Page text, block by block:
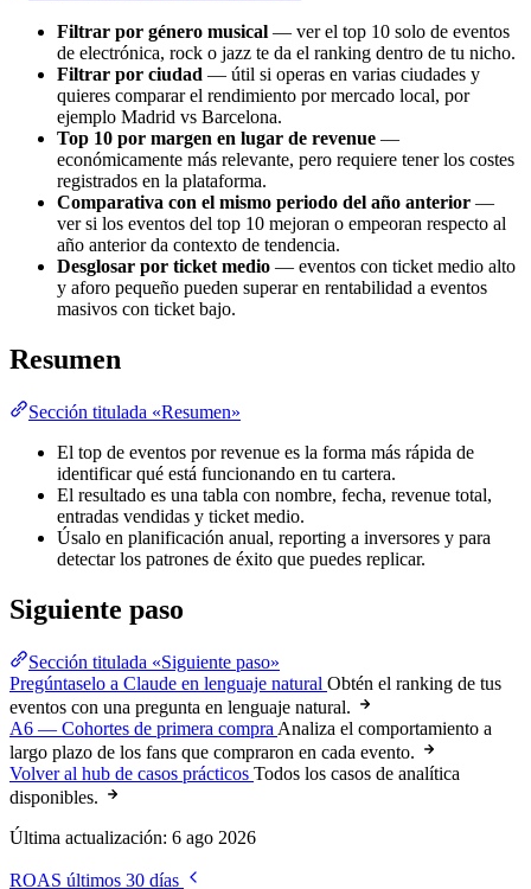
Filtrar por género musical — ver el top 10 solo de eventos
de electrónica, rock o jazz te da el ranking dentro de tu nicho.
Filtrar por ciudad — útil si operas en varias ciudades y
quieres comparar el rendimiento por mercado local, por
ejemplo Madrid vs Barcelona.
Top 10 por margen en lugar de revenue —
económicamente más relevante, pero requiere tener los costes
registrados en la plataforma.
Comparativa con el mismo periodo del año anterior —
ver si los eventos del top 10 mejoran o empeoran respecto al
año anterior da contexto de tendencia.
Desglosar por ticket medio — eventos con ticket medio alto
y aforo pequeño pueden superar en rentabilidad a eventos
masivos con ticket bajo.
Resumen
Sección titulada «Resumen»
El top de eventos por revenue es la forma más rápida de
identificar qué está funcionando en tu cartera.
El resultado es una tabla con nombre, fecha, revenue total,
entradas vendidas y ticket medio.
Úsalo en planificación anual, reporting a inversores y para
detectar los patrones de éxito que puedes replicar.
Siguiente paso
Sección titulada «Siguiente paso»
Pregúntaselo a Claude en lenguaje natural Obtén el ranking de tus
eventos con una pregunta en lenguaje natural.
A6 — Cohortes de primera compra Analiza el comportamiento a
largo plazo de los fans que compraron en cada evento.
Volver al hub de casos prácticos Todos los casos de analítica
disponibles.
Última actualización: 6 ago 2026
ROAS últimos 30 días